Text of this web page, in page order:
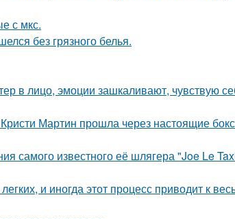
с мкс.
без грязного белья.
в лицо, эмоции зашкаливают, чувствую
Мартин прошла через настоящие
самого известного её шлягера "Joe Le
и иногда этот процесс приводит к